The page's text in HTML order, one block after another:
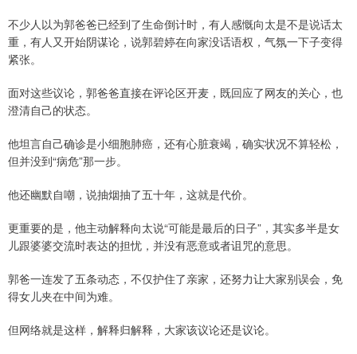
不少人以为郭爸爸已经到了生命倒计时，有人感慨向太是不是说话太
重，有人又开始阴谋论，说郭碧婷在向家没话语权，气氛一下子变得
紧张。
面对这些议论，郭爸爸直接在评论区开麦，既回应了网友的关心，也
澄清自己的状态。
他坦言自己确诊是小细胞肺癌，还有心脏衰竭，确实状况不算轻松，
但并没到“病危”那一步。
他还幽默自嘲，说抽烟抽了五十年，这就是代价。
更重要的是，他主动解释向太说“可能是最后的日子”，其实多半是女
儿跟婆婆交流时表达的担忧，并没有恶意或者诅咒的意思。
郭爸一连发了五条动态，不仅护住了亲家，还努力让大家别误会，免
得女儿夹在中间为难。
但网络就是这样，解释归解释，大家该议论还是议论。